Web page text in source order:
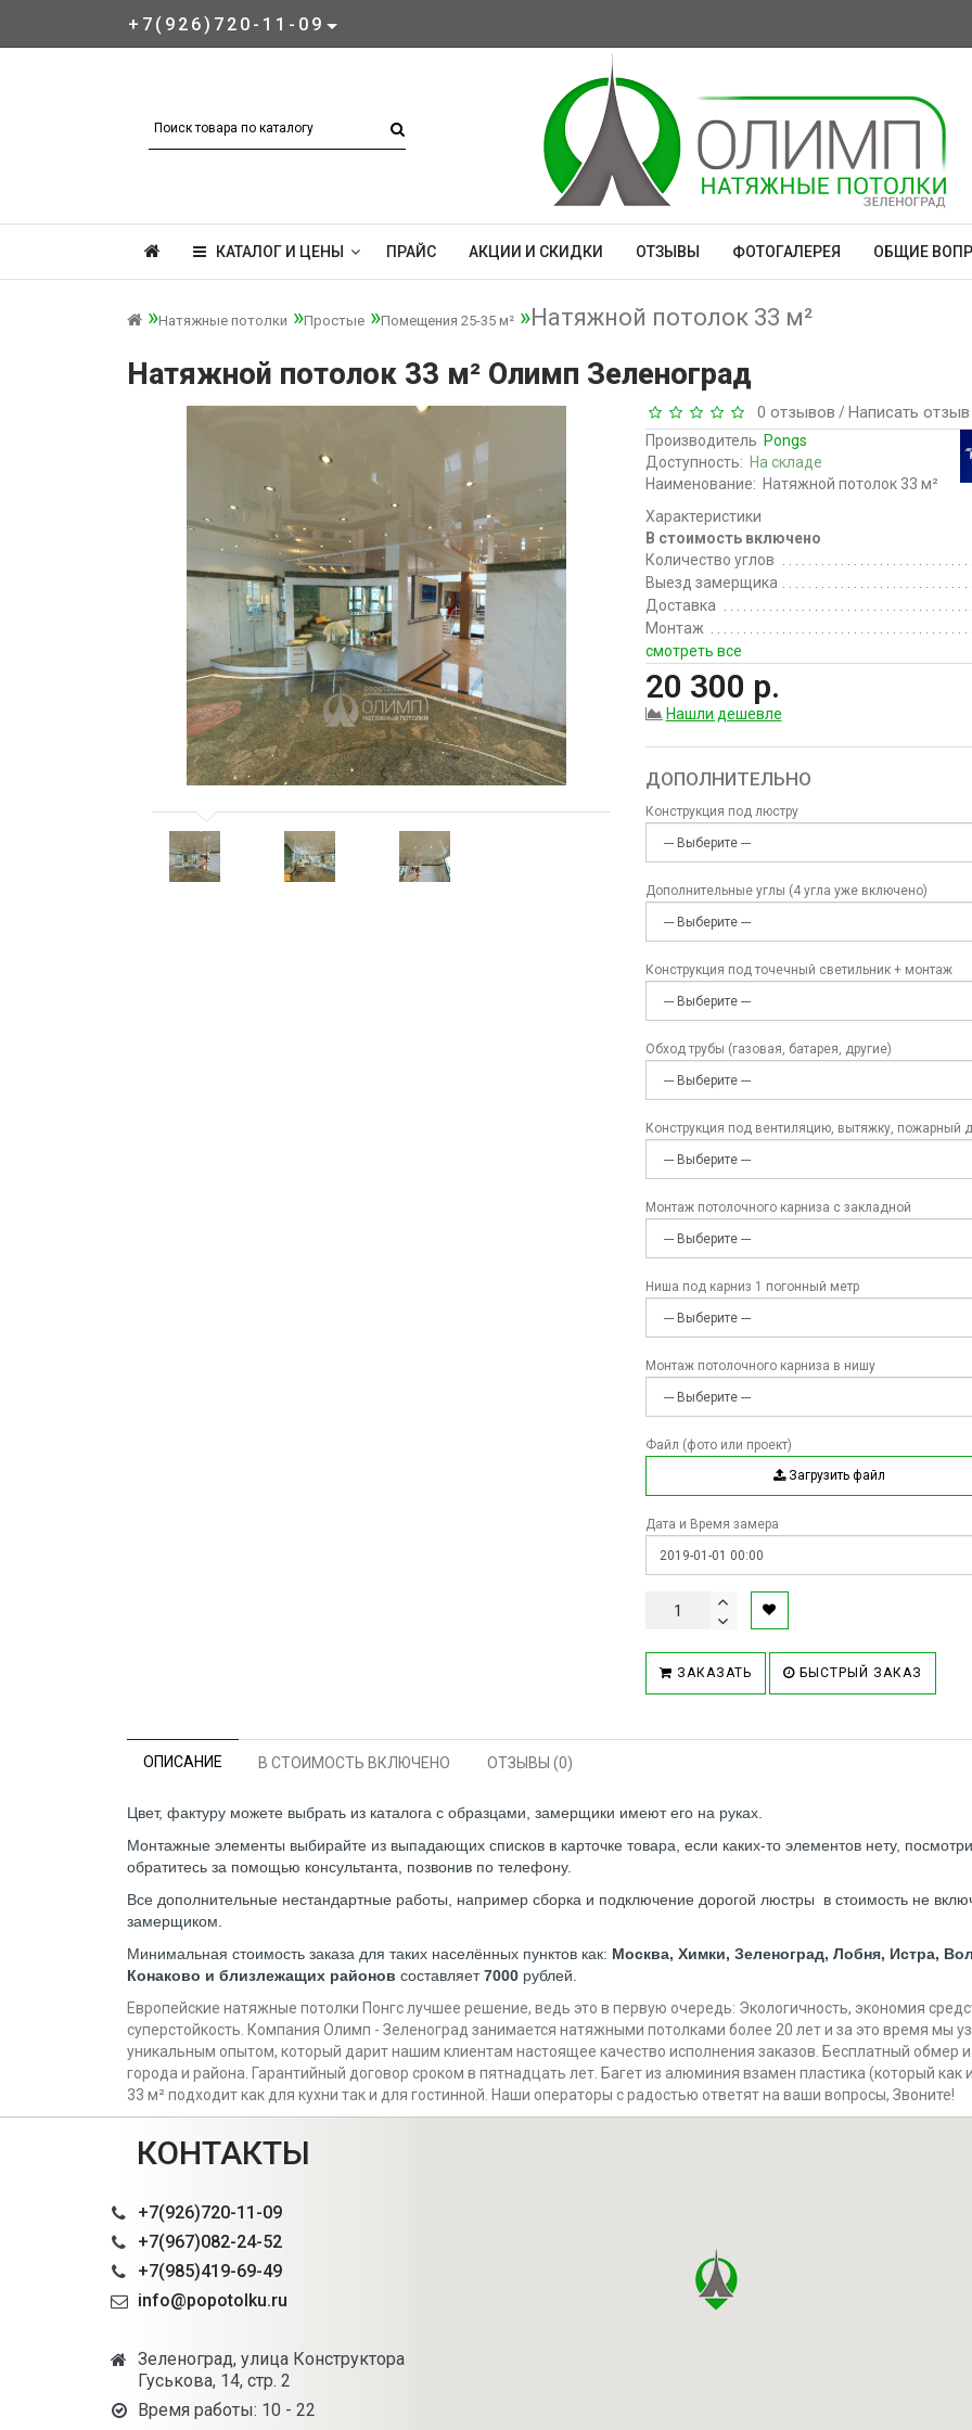
+7(926)720-11-09
КАТАЛОГ И ЦЕНЫ ПРАЙС АКЦИИ И СКИДКИ ОТЗЫВЫ ФОТОГАЛЕРЕЯ ОБЩИЕ
Натяжные потолки Простые Помещения 25-35 м² Натяжной потолок 33 м²
Натяжной потолок 33 м² Олимп Зеленоград
0 отзывов / Написать отзыв
Производитель Pongs
Доступность: На складе
Наименование: Натяжной потолок 33 м²
Характеристики
В стоимость включено
Количество углов
Выезд замерщика
Доставка
Монтаж
смотреть все
20 300 р.
Нашли дешевле
ДОПОЛНИТЕЛЬНО
Конструкция под люстру
Дополнительные углы (4 угла уже включено)
Конструкция под точечный светильник + монтаж
Обход трубы (газовая, батарея, другие)
Конструкция под вентиляцию, вытяжку, пожарный
Монтаж потолочного карниза с закладной
Ниша под карниз 1 погонный метр
Монтаж потолочного карниза в нишу
Файл (фото или проект)
Загрузить файл
Дата и Время замера
ЗАКАЗАТЬ БЫСТРЫЙ ЗАКАЗ
ОПИСАНИЕ В СТОИМОСТЬ ВКЛЮЧЕНО ОТЗЫВЫ (0)
Цвет, фактуру можете выбрать из каталога с образцами, замерщики имеют его на руках.
Монтажные элементы выбирайте из выпадающих списков в карточке товара, если каких-то элементов нету,
обратитесь за помощью консультанта, позвонив по телефону.
Все дополнительные нестандартные работы, например сборка и подключение дорогой люстры в стоимость не
замерщиком.
Минимальная стоимость заказа для таких населённых пунктов как: Москва, Химки, Зеленоград, Лобня, Истра,
Конаково и близлежащих районов составляет7000 рублей.
Европейские натяжные потолки Понгс лучшее решение, ведь это в первую очередь: Экологичность, экономия
суперстойкость. Компания Олимп - Зеленоград занимается натяжными потолками более 20 лет и за это время мы
уникальным опытом, который дарит нашим клиентам настоящее качество исполнения заказов. Бесплатный обмер
города и района. Гарантийный договор сроком в пятнадцать лет. Багет из алюминия взамен пластика (который
33 м² подходит как для кухни так и для гостинной. Наши операторы с радостью ответят на ваши вопросы, Звоните!
КОНТАКТЫ
+7(926)720-11-09
+7(967)082-24-52
+7(985)419-69-49
info@popotolku.ru
Зеленоград, улица Конструктора
Гуськова, 14, стр. 2
Время работы: 10 - 22